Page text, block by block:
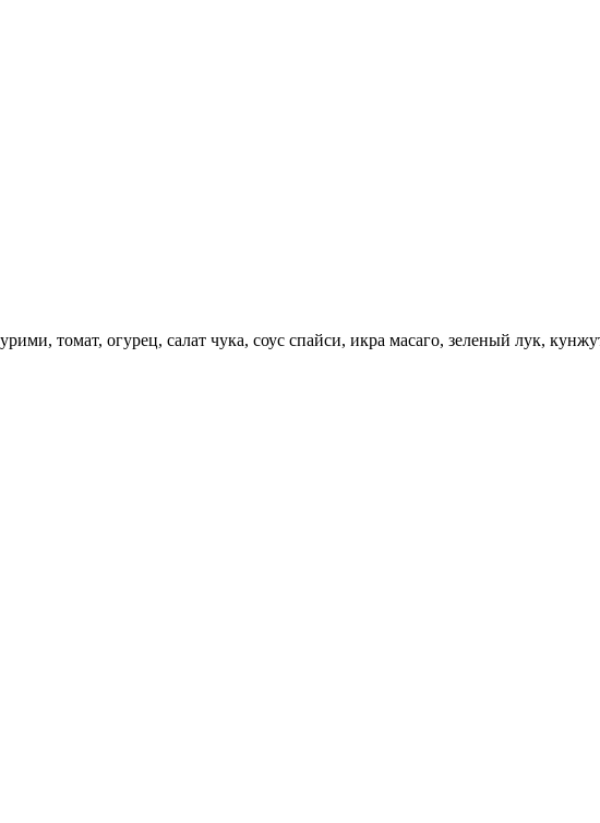
томат, огурец, салат чука, соус спайси, икра масаго, зеленый лук,